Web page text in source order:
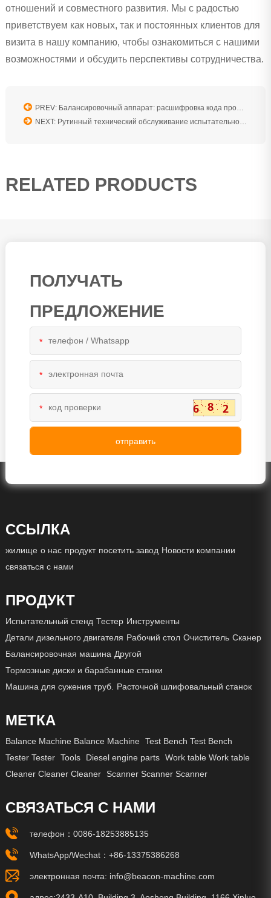
отношений и совместного развития. Мы с радостью
приветствуем как новых, так и постоянных клиентов для
визита в нашу компанию, чтобы ознакомиться с нашими
возможностями и обсудить перспективы сотрудничества.
PREV: Балансировочный аппарат: расшифровка кода промышленных вибраций
NEXT: Рутинный технический обслуживание испытательной установки инжекторов с общим топливным каналом
RELATED PRODUCTS
ПОЛУЧАТЬ
ПРЕДЛОЖЕНИЕ
*
*
*
ССЫЛКА
жилище о нас продукт посетить завод Новости компании
связаться с нами
ПРОДУКТ
Испытательный стенд Тестер Инструменты
Детали дизельного двигателя Рабочий стол Очиститель Сканер
Балансировочная машина Другой
Тормозные диски и барабанные станки
Машина для сужения труб.
Расточной шлифовальный станок
МЕТКА
Balance Machine Balance Machine
Test Bench Test Bench
Tester Tester Tools Diesel engine parts Work table Work table
Cleaner Cleaner Cleaner
Scanner Scanner Scanner
СВЯЗАТЬСЯ С НАМИ
телефон： 0086-18253885135
WhatsApp/Wechat： +86-13375386268
электронная почта: info@beacon-machine.com